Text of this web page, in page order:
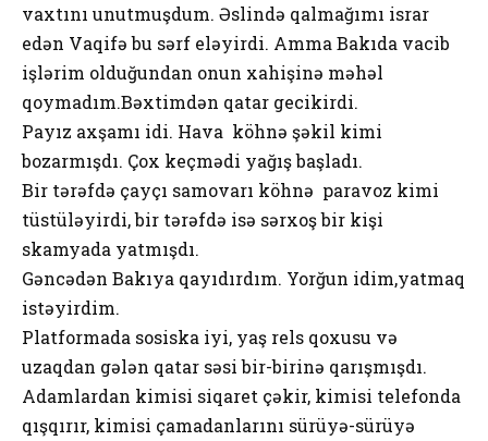
vaxtını unutmuşdum. Əslində qalmağımı israr
edən Vaqifə bu sərf eləyirdi. Amma Bakıda vacib
işlərim olduğundan onun xahişinə məhəl
qoymadım.Bəxtimdən qatar gecikirdi.
Payız axşamı idi. Hava köhnə şəkil kimi
bozarmışdı. Çox keçmədi yağış başladı.
Bir tərəfdə çayçı samovarı köhnə paravoz kimi
tüstüləyirdi, bir tərəfdə isə sərxoş bir kişi
skamyada yatmışdı.
Gəncədən Bakıya qayıdırdım. Yorğun idim,yatmaq
istəyirdim.
Platformada sosiska iyi, yaş rels qoxusu və
uzaqdan gələn qatar səsi bir-birinə qarışmışdı.
Adamlardan kimisi siqaret çəkir, kimisi telefonda
qışqırır, kimisi çamadanlarını sürüyə-sürüyə